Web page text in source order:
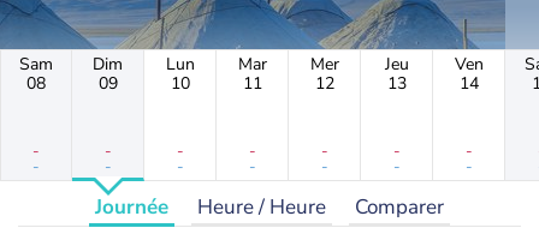
Sam
08
-
-
Dim
09
-
-
Lun
10
-
-
Mar
11
-
-
Mer
12
-
-
Jeu
13
-
-
Ven
14
-
-
Journée Heure / Heure Comparer